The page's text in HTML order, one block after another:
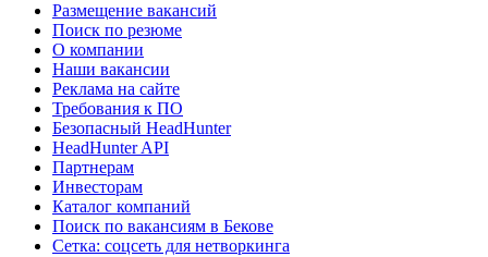
Размещение вакансий
Поиск по резюме
О компании
Наши вакансии
Реклама на сайте
Требования к ПО
Безопасный HeadHunter
HeadHunter API
Партнерам
Инвесторам
Каталог компаний
Поиск по вакансиям в Бекове
Сетка: соцсеть для нетворкинга